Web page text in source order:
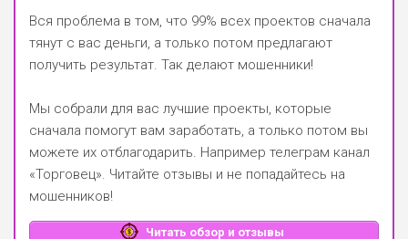
Вся проблема в том, что 99% всех проектов сначала
тянут с вас деньги, а только потом предлагают
получить результат. Так делают мошенники!
Мы собрали для вас лучшие проекты, которые
сначала помогут вам заработать, а только потом вы
можете их отблагодарить. Например телеграм канал
«Торговец». Читайте отзывы и не попадайтесь на
мошенников!
Читать обзор и отзывы